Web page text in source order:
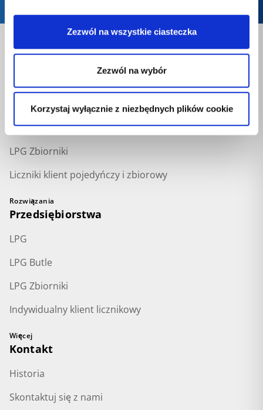
Zezwól na wszystkie ciasteczka
Zezwól na wybór
Korzystaj wyłącznie z niezbędnych plików cookie
LPG Butle
LPG Zbiorniki
Liczniki klient pojedyńczy i zbiorowy
Rozwiązania
Przedsiębiorstwa
LPG
LPG Butle
LPG Zbiorniki
Indywidualny klient licznikowy
Więcej
Kontakt
Historia
Skontaktuj się z nami